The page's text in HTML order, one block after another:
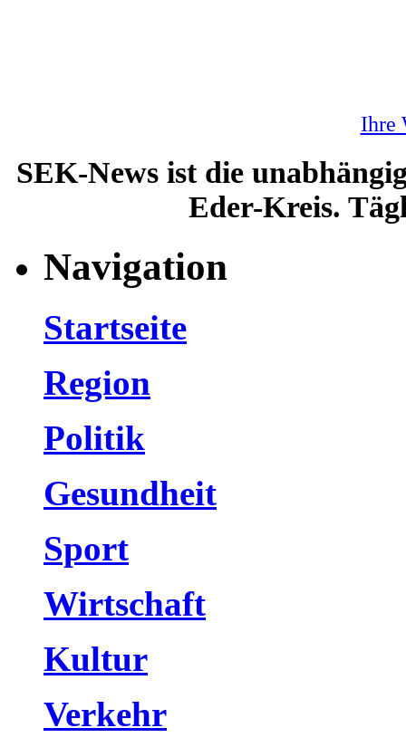
Ihre
SEK-News ist die
Eder-Kreis.
Navigation
Startseite
Region
Politik
Gesundheit
Sport
Wirtschaft
Kultur
Verkehr